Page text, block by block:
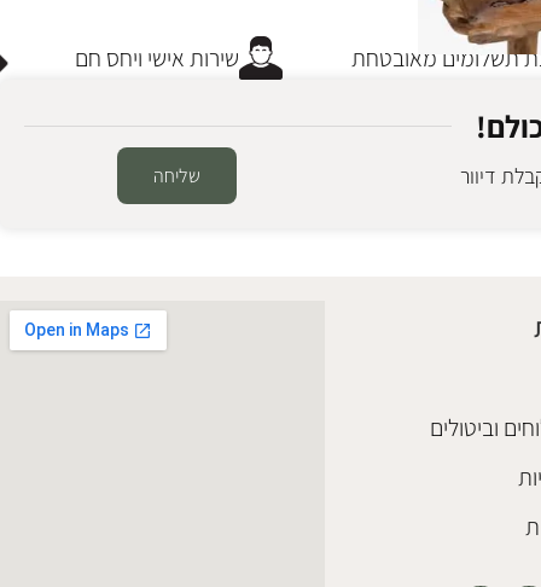
שירות אישי ויחס חם תשלומים מאובטחת
דיוור שליחה
וביטולים